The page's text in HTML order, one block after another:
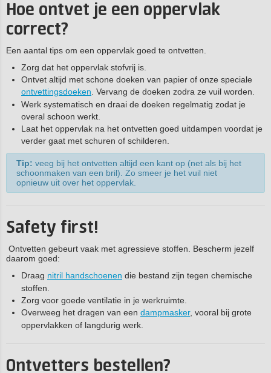
Hoe ontvet je een oppervlak
correct?
Een aantal tips om een oppervlak goed te ontvetten.
Zorg dat het oppervlak stofvrij is.
Ontvet altijd met schone doeken van papier of onze speciale
ontvettingsdoeken . Vervang de doeken zodra ze vuil worden.
Werk systematisch en draai de doeken regelmatig zodat je
overal schoon werkt.
Laat het oppervlak na het ontvetten goed uitdampen voordat je
verder gaat met schuren of schilderen.
Tip: veeg bij het ontvetten altijd een kant op (net als bij het
schoonmaken van een bril). Zo smeer je het vuil niet
opnieuw uit over het oppervlak.
Safety first!
Ontvetten gebeurt vaak met agressieve stoffen. Bescherm jezelf
daarom goed:
Draag nitril handschoenen die bestand zijn tegen chemische
stoffen.
Zorg voor goede ventilatie in je werkruimte.
Overweeg het dragen van een dampmasker, vooral bij grote
oppervlakken of langdurig werk.
Ontvetters bestellen?